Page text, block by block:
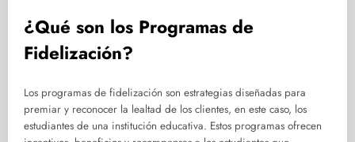
¿Qué son los Programas de
Fidelización?
Los programas de fidelización son estrategias diseñadas para
premiar y reconocer la lealtad de los clientes, en este caso, los
estudiantes de una institución educativa. Estos programas ofrecen